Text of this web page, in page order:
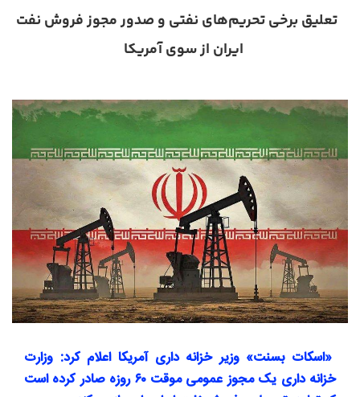
تعلیق برخی تحریم‌های نفتی و صدور مجوز فروش نفت
ایران از سوی آمریکا
«اسکات بسنت» وزیر خزانه داری آمریکا اعلام کرد: وزارت
خزانه داری یک مجوز عمومی موقت ۶۰ روزه صادر کرده است